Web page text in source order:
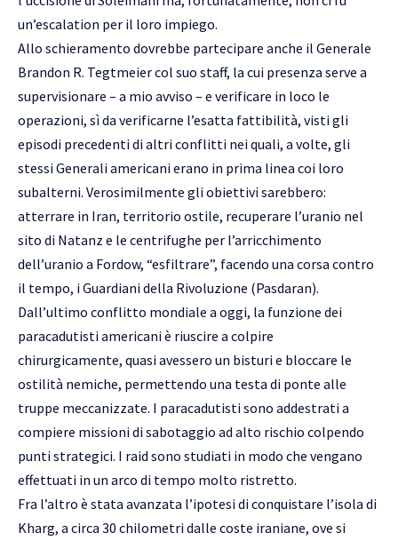
un’escalation per il loro impiego.
Allo schieramento dovrebbe partecipare anche il Generale
Brandon R. Tegtmeier col suo staff, la cui presenza serve a
supervisionare – a mio avviso – e verificare in loco le
operazioni, sì da verificarne l’esatta fattibilità, visti gli
episodi precedenti di altri conflitti nei quali, a volte, gli
stessi Generali americani erano in prima linea coi loro
subalterni. Verosimilmente gli obiettivi sarebbero:
atterrare in Iran, territorio ostile, recuperare l’uranio nel
sito di Natanz e le centrifughe per l’arricchimento
dell’uranio a Fordow, “esfiltrare”, facendo una corsa contro
il tempo, i Guardiani della Rivoluzione (Pasdaran).
Dall’ultimo conflitto mondiale a oggi, la funzione dei
paracadutisti americani è riuscire a colpire
chirurgicamente, quasi avessero un bisturi e bloccare le
ostilità nemiche, permettendo una testa di ponte alle
truppe meccanizzate. I paracadutisti sono addestrati a
compiere missioni di sabotaggio ad alto rischio colpendo
punti strategici. I raid sono studiati in modo che vengano
effettuati in un arco di tempo molto ristretto.
Fra l’altro è stata avanzata l’ipotesi di conquistare l’isola di
Kharg, a circa 30 chilometri dalle coste iraniane, ove si